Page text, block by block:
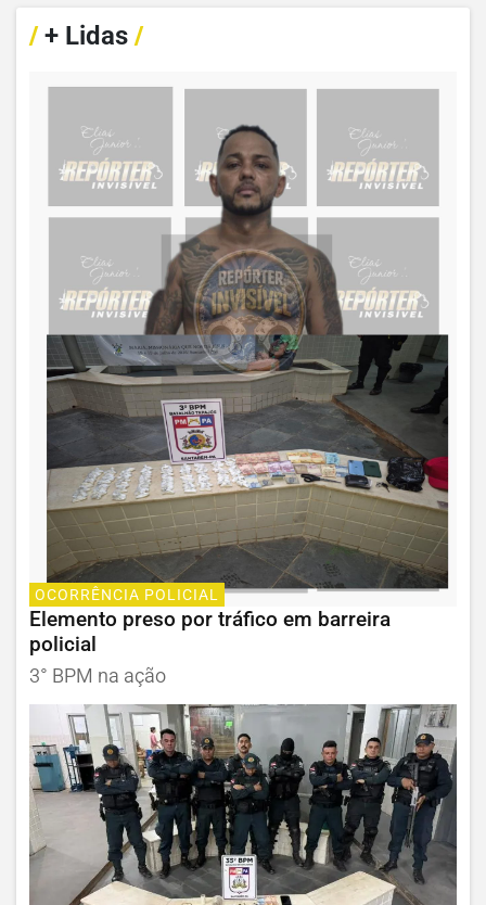
/+ Lidas /
OCORRÊNCIA POLICIAL
Elemento preso por tráfico em barreira
policial
3° BPM na ação